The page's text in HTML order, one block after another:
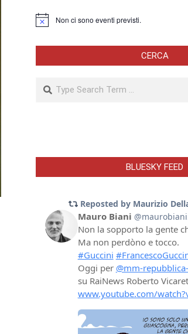
Notice Non ci sono eventi previsti.
CERCA
Search
BLUESKY FEED